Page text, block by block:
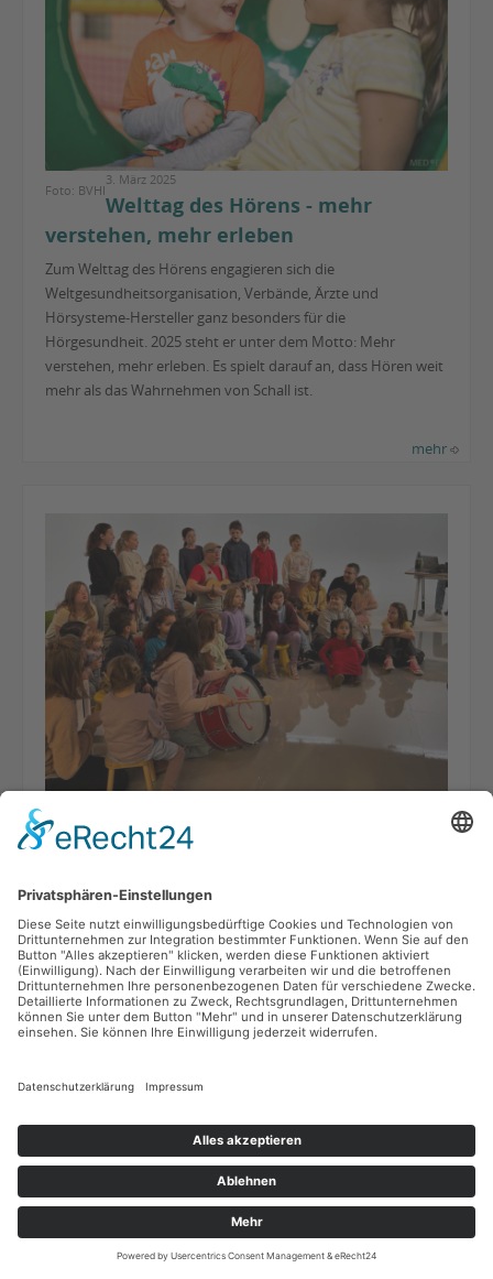
Foto: BVHI
3. März 2025
Welttag des Hörens - mehr
verstehen, mehr erleben
Zum Welttag des Hörens engagieren sich die
Weltgesundheitsorganisation, Verbände, Ärzte und
Hörsysteme-Hersteller ganz besonders für die
Hörgesundheit. 2025 steht er unter dem Motto: Mehr
verstehen, mehr erleben. Es spielt darauf an, dass Hören weit
mehr als das Wahrnehmen von Schall ist.
mehr
Foto: Jecke Öhrcher Jecke Öhrcher - Karneval mit
„Mir sin bunt“ heißt das nicht nur das Lieder zur aktuellen
Session des Kölner Karnevalsvereins Jecker Öhrcher - es ist
auch ein Jubiläumssong.
mehr
Foto: Bayrisches Staatsministerium
Auszeichungen
Margit Gamberoni und
Gudrun Heller-Richter
Bundesverdienstkreuz
erhalten. Brigitte Hilgert-